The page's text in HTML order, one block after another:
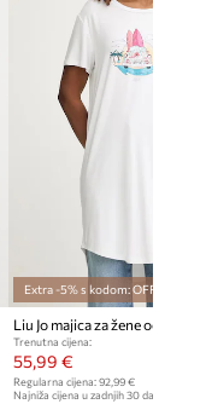
veličinu koju
preračunate
tablici
oznaka
Extra -5% s kodom: OFF*
Liu Jo majica za žene od
Trenutna cijena:
55,99 €
Regularna cijena: 92,99 €
Najniža cijena u zadnjih 30 dana prije